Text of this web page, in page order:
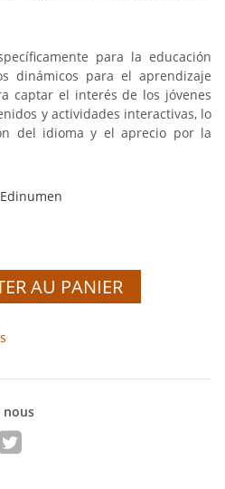
para la educación
dinámicos para el aprendizaje
captar el interés de los jóvenes
y actividades interactivas, lo
del idioma y el aprecio por la
AU PANIER
nous